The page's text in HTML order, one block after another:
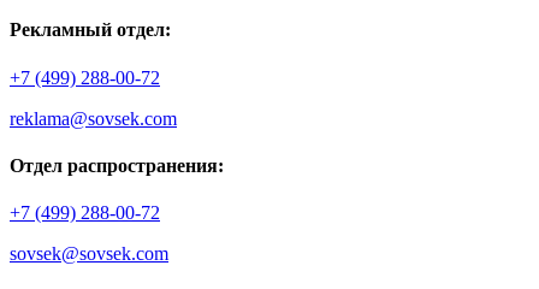
Рекламный отдел:
+7 (499) 288-00-72
reklama@sovsek.com
Отдел распространения:
+7 (499) 288-00-72
sovsek@sovsek.com